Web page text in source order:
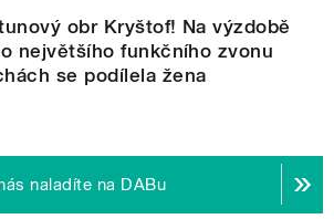
obr Kryštof! Na výzdobě
největšího funkčního zvonu
se podílela žena
naladíte na DABu